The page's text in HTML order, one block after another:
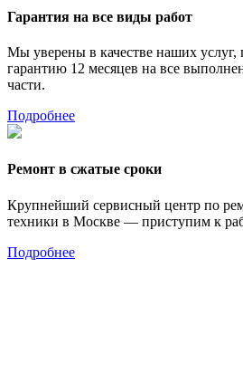
Гарантия на все виды работ
Мы уверены в качестве наших услуг,
гарантию 12 месяцев на все
части.
Подробнее
Ремонт в сжатые сроки
Крупнейший сервисный центр по
техники в Москве — приступим к
Подробнее